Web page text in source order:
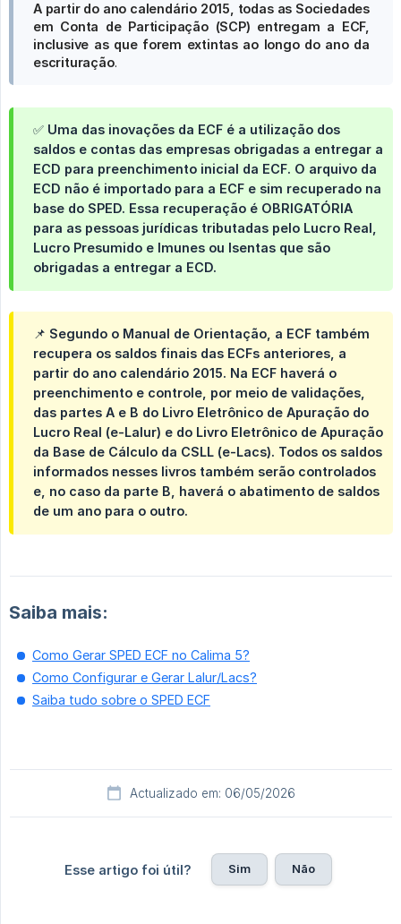
A partir do ano calendário 2015, todas as Sociedades
em Conta de Participação (SCP) entregam a ECF,
inclusive as que forem extintas ao longo do ano da
escrituração.
✅ Uma das inovações da ECF é a utilização dos
saldos e contas das empresas obrigadas a entregar a
ECD para preenchimento inicial da ECF. O arquivo da
ECD não é importado para a ECF e sim recuperado na
base do SPED. Essa recuperação é OBRIGATÓRIA
para as pessoas jurídicas tributadas pelo Lucro Real,
Lucro Presumido e Imunes ou Isentas que são
obrigadas a entregar a ECD.
📌 Segundo o Manual de Orientação, a ECF também
recupera os saldos finais das ECFs anteriores, a
partir do ano calendário 2015. Na ECF haverá o
preenchimento e controle, por meio de validações,
das partes A e B do Livro Eletrônico de Apuração do
Lucro Real (e-Lalur) e do Livro Eletrônico de Apuração
da Base de Cálculo da CSLL (e-Lacs). Todos os saldos
informados nesses livros também serão controlados
e, no caso da parte B, haverá o abatimento de saldos
de um ano para o outro.
Saiba mais:
Como Gerar SPED ECF no Calima 5?
Como Configurar e Gerar Lalur/Lacs?
Saiba tudo sobre o SPED ECF
Actualizado em: 06/05/2026
Esse artigo foi útil? Sim Não